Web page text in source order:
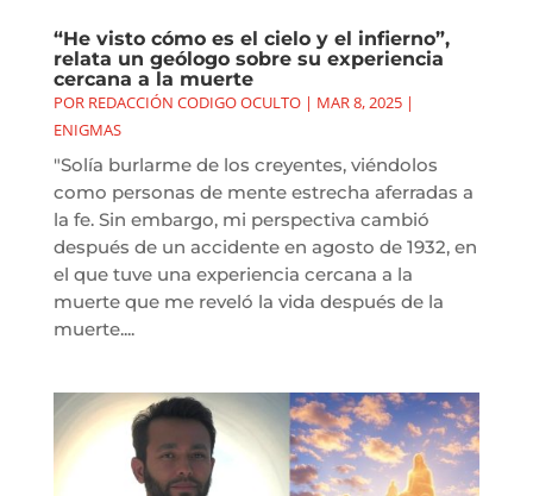
“He visto cómo es el cielo y el infierno”,
relata un geólogo sobre su experiencia
cercana a la muerte
POR REDACCIÓN CODIGO OCULTO| MAR 8, 2025|
ENIGMAS
"Solía burlarme de los creyentes, viéndolos
como personas de mente estrecha aferradas a
la fe. Sin embargo, mi perspectiva cambió
después de un accidente en agosto de 1932, en
el que tuve una experiencia cercana a la
muerte que me reveló la vida después de la
muerte....